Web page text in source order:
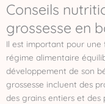
Conseils
grossesse en
Il est important pour une
régime alimentaire
développement de son
grossesse incluent des
des grains entiers et des